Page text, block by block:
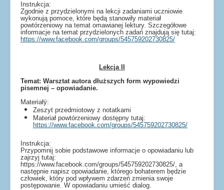
Instrukcja:
Zgodnie z przydzielonymi na lekcji zadaniami uczniowie
wykonują pomoce, które będą stanowiły materiał
powtórzeniowy na temat omawianej lektury. Szczegółowe
informacje na temat przydzielonych zadań znajdują się tutaj:
https://www.facebook.com/groups/545759202730825/
Lekcja II
Temat: Warsztat autora dłuższych form wypowiedzi
pisemnej – opowiadanie.
Materiałÿ:
Zeszyt przedmiotowy z notatkami
Materiał powtórzeniowy dostępny tutaj:
https://www.facebook.com/groups/545759202730825/
Instrukcja:
Przypomnij sobie podstawowe informacje o opowiadaniu lub
zajrzyj tutaj:
https://www.facebook.com/groups/545759202730825/, a
następnie napisz opowiadanie, którego bohaterem będzie
człowiek, który pod wpływem zdarzeń zmienia swoje
postępowanie. W opowiadaniu umieść dialog.